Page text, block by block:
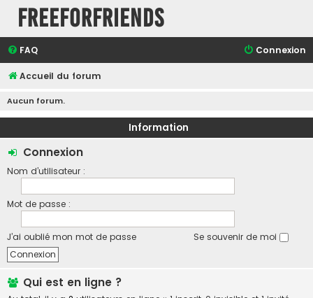
FreeForFriends
FAQ Connexion
Accueil du forum
Aucun forum.
Information
Connexion
Nom d’utilisateur :
Mot de passe :
J’ai oublié mon mot de passe Se souvenir de moi
Qui est en ligne ?